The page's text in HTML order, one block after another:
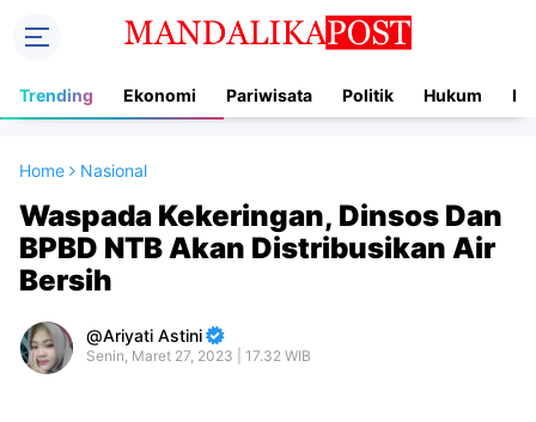
Trending Ekonomi Pariwisata Politik Hukum
Home Nasional
Waspada Kekeringan, Dinsos Dan
BPBD NTB Akan Distribusikan Air
Bersih
Ariyati Astini
Senin, Maret 27, 2023 | 17.32 WIB